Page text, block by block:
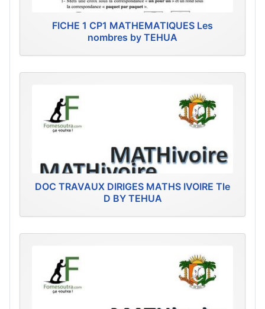
FICHE 1 CP1 MATHEMATIQUES Les
nombres by TEHUA
DOC TRAVAUX DIRIGES MATHS IVOIRE Tle
D BY TEHUA